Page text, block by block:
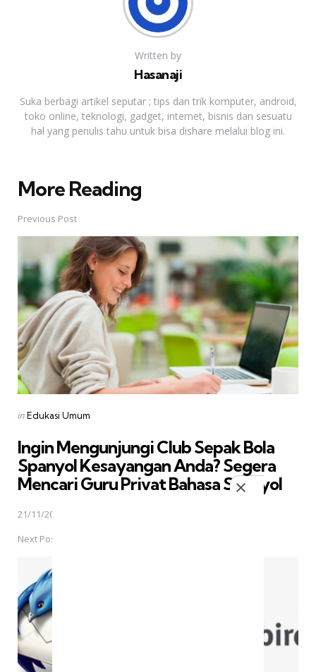
Written by
Hasanaji
Suka berbagi artikel seputar ; tips dan trik komputer, android,
toko online, teknologi, gadget, internet, bisnis dan sesuatu
hal yang penulis tahu untuk bisa dishare melalui blog ini.
More Reading
Post
navigation
Previous Post
Posted
inEdukasi Umum
Ingin Mengunjungi Club Sepak Bola
Spanyol Kesayangan Anda? Segera
Mencari Guru Privat Bahasa Spanyol
21/11/2016
Next Post